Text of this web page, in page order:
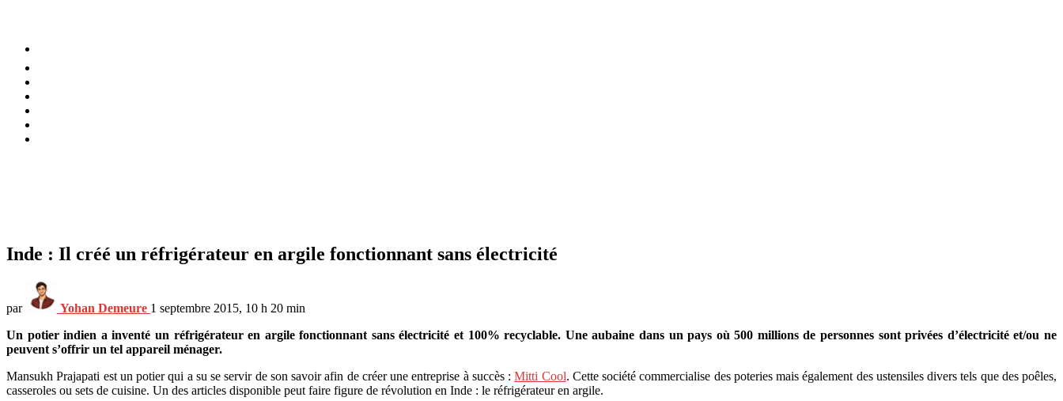
Inde : Il créé un réfrigérateur en argile fonctionnant sans électricité
par Yohan Demeure 1 septembre 2015, 10 h 20 min
Un potier indien a inventé un réfrigérateur en argile fonctionnant sans électricité et 100% recyclable. Une aubaine dans un pays où 500 millions de personnes sont privées d’électricité et/ou ne
peuvent s’offrir un tel appareil ménager.
Mansukh Prajapati est un potier qui a su se servir de son savoir afin de créer une entreprise à succès :Mitti Cool. Cette société commercialise des poteries mais également des ustensiles divers tels que des poêles,
casseroles ou sets de cuisine. Un des articles disponible peut faire figure de révolution en Inde : le réfrigérateur en argile.